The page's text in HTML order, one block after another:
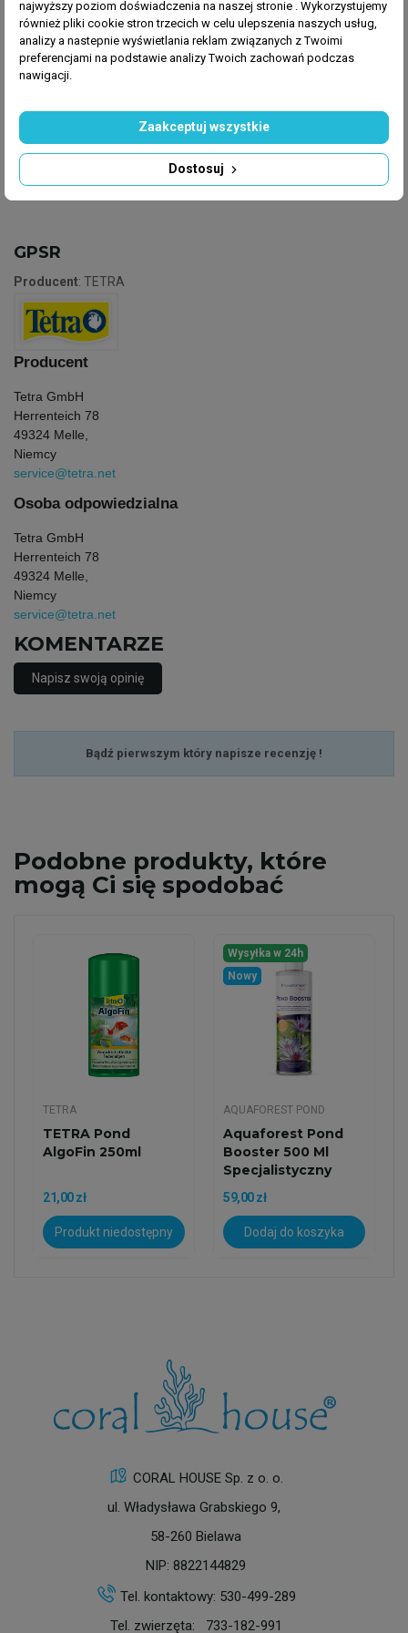
kilku dni
Do stosowania w ozdobnych oczkach wodnych
z rybami, roślinami i mikroorganizmami
podobnych
GPSR
Producent: TETRA
Producent
Tetra GmbH
Herrenteich 78
49324 Melle,
Niemcy
service@tetra.net
Osoba odpowiedzialna
Tetra GmbH
Herrenteich 78
49324 Melle,
Niemcy
service@tetra.net
KOMENTARZE
Napisz swoją opinię
Bądź pierwszym który napisze recenzję !
Podobne produkty, które
mogą Ci się spodobać
TETRA
TETRA Pond
AlgoFin 250ml
21,00 zł
Produkt niedostępny
Wysyłka w 24h
Nowy
AQUAFOREST POND
Aquaforest Pond
Booster 500 Ml
Specjalistyczny
Nawóz Dla...
59,00 zł
Dodaj do koszyka
CORAL HOUSE Sp. z o. o.
ul. Władysława Grabskiego 9,
58-260 Bielawa
NIP: 8822144829
Tel. kontaktowy: 530-499-289
Tel. zwierzęta: 733-182-991
najwyższy poziom doświadczenia na naszej stronie . Wykorzystujemy
również pliki cookie stron trzecich w celu ulepszenia naszych usług,
analizy a nastepnie wyświetlania reklam związanych z Twoimi
preferencjami na podstawie analizy Twoich zachowań podczas
nawigacji.
Dostosuj
Zaakceptuj wszystkie